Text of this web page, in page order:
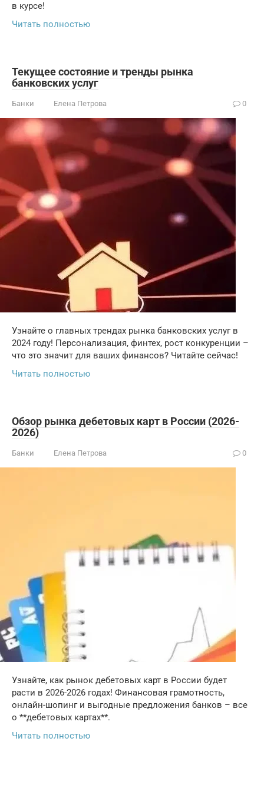
в курсе!
Читать полностью
Текущее состояние и тренды рынка
банковских услуг
Банки Елена Петрова 0
Узнайте о главных трендах рынка банковских услуг в
2024 году! Персонализация, финтех, рост конкуренции –
что это значит для ваших финансов? Читайте сейчас!
Читать полностью
Обзор рынка дебетовых карт в России (2026-
2026)
Банки Елена Петрова 0
Узнайте, как рынок дебетовых карт в России будет
расти в 2026-2026 годах! Финансовая грамотность,
онлайн-шопинг и выгодные предложения банков – все
о **дебетовых картах**.
Читать полностью